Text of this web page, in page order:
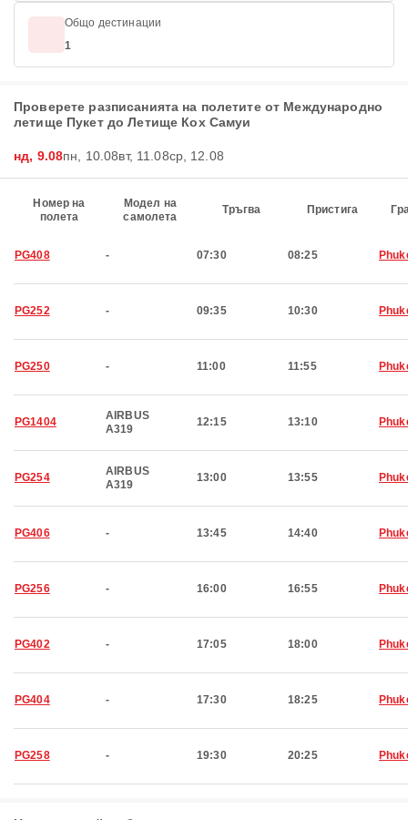
Общо дестинации
1
Проверете разписанията на полетите от Международно
летище Пукет до Летище Кох Самуи
нд, 9.08пн, 10.08вт, 11.08ср, 12.08
Номер на
полета
Модел на
самолета
Тръгва Пристига
PG408 - 07:30 08:25
PG252 - 09:35 10:30
PG250 - 11:00 11:55
PG1404
AIRBUS
A319
12:15 13:10
PG254
AIRBUS
A319
13:00 13:55
PG406 - 13:45 14:40
PG256 - 16:00 16:55
PG402 - 17:05 18:00
PG404 - 17:30 18:25
PG258 - 19:30 20:25